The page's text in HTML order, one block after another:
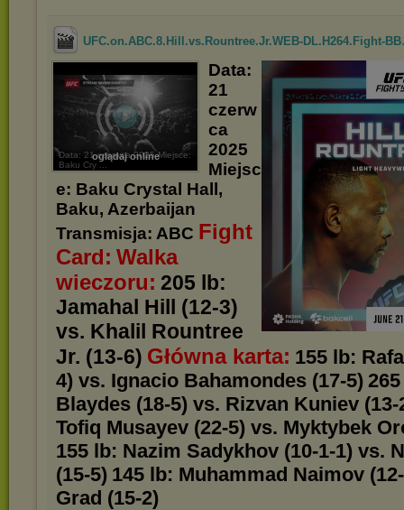
UFC.on.ABC.8.Hill.vs.Rountree.Jr.WEB-DL.H264.Fight-BB
oglądaj online
Data: 21 czerwca 2025 Miejsce:
Baku Cry ...
Data:
21
czerw
ca
2025
Miejsc
e: Baku Crystal Hall,
Baku, Azerbaijan
Transmisja: ABC Fight
Card: Walka
wieczoru: 205 lb:
Jamahal Hill (12-3)
vs. Khalil Rountree
Jr. (13-6) Główna karta: 155 lb:
4) vs. Ignacio Bahamondes (17-5)
Blaydes (18-5) vs. Rizvan Kuniev (13-
Tofiq Musayev (22-5) vs. Myktybek
155 lb: Nazim Sadykhov (10-1-1) vs.
(15-5) 145 lb: Muhammad Naimov
Grad (15-2)